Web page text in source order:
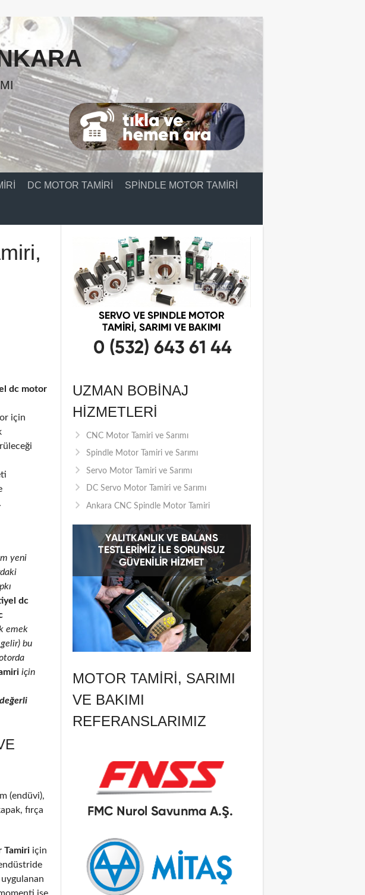
DC MOTOR TAMIRI SPINDLE MOTOR TAMIRI
dc motor
için
yeni
dc
emek
gelir) bu
için
(endüvi),
fırça
Tamiri için
uygulanan
ise
UZMAN BOBINAJ
HIZMETLERI
CNC Motor Tamiri ve Sarımı
Spindle Motor Tamiri ve Sarımı
Servo Motor Tamiri ve Sarımı
DC Servo Motor Tamiri ve Sarımı
Ankara CNC Spindle Motor Tamiri
MOTOR TAMIRI, SARIMI
VE BAKIMI
REFERANSLARIMIZ